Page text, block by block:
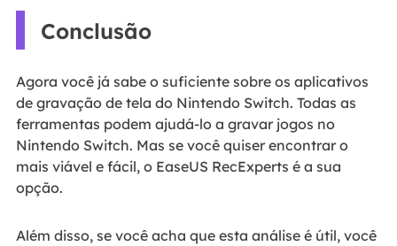
Conclusão
Agora você já sabe o suficiente sobre os aplicativos
de gravação de tela do Nintendo Switch. Todas as
ferramentas podem ajudá-lo a gravar jogos no
Nintendo Switch. Mas se você quiser encontrar o
mais viável e fácil, o EaseUS RecExperts é a sua
opção.
Além disso, se você acha que esta análise é útil, você